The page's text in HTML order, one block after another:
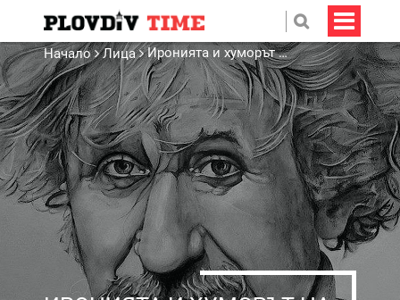
Начало Лица Иронията и хуморът на Радой Ралин събрани в 10 мисли